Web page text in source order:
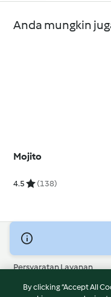
Anda mungkin
Mojito
4.5 (138)
© Hak Cipta 2026
Persyaratan Layanan
Kebijakan Privasi
By clicking “Accept All